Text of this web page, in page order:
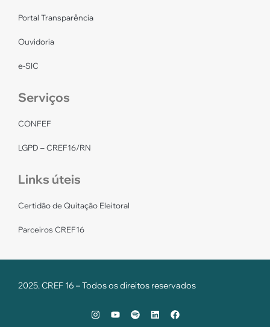
Portal Transparência
Ouvidoria
e-SIC
Serviços
CONFEF
LGPD – CREF16/RN
Links úteis
Certidão de Quitação Eleitoral
Parceiros CREF16
2025. CREF 16 – Todos os direitos reservados